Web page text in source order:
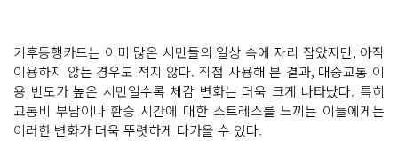
기후동행카드는 이미 많은 시민들의 일상 속에 자리 잡았지만, 아직
이용하지 않는 경우도 적지 않다. 직접 사용해 본 결과, 대중교통 이
용 빈도가 높은 시민일수록 체감 변화는 더욱 크게 나타났다. 특히
교통비 부담이나 환승 시간에 대한 스트레스를 느끼는 이들에게는
이러한 변화가 더욱 뚜렷하게 다가올 수 있다.